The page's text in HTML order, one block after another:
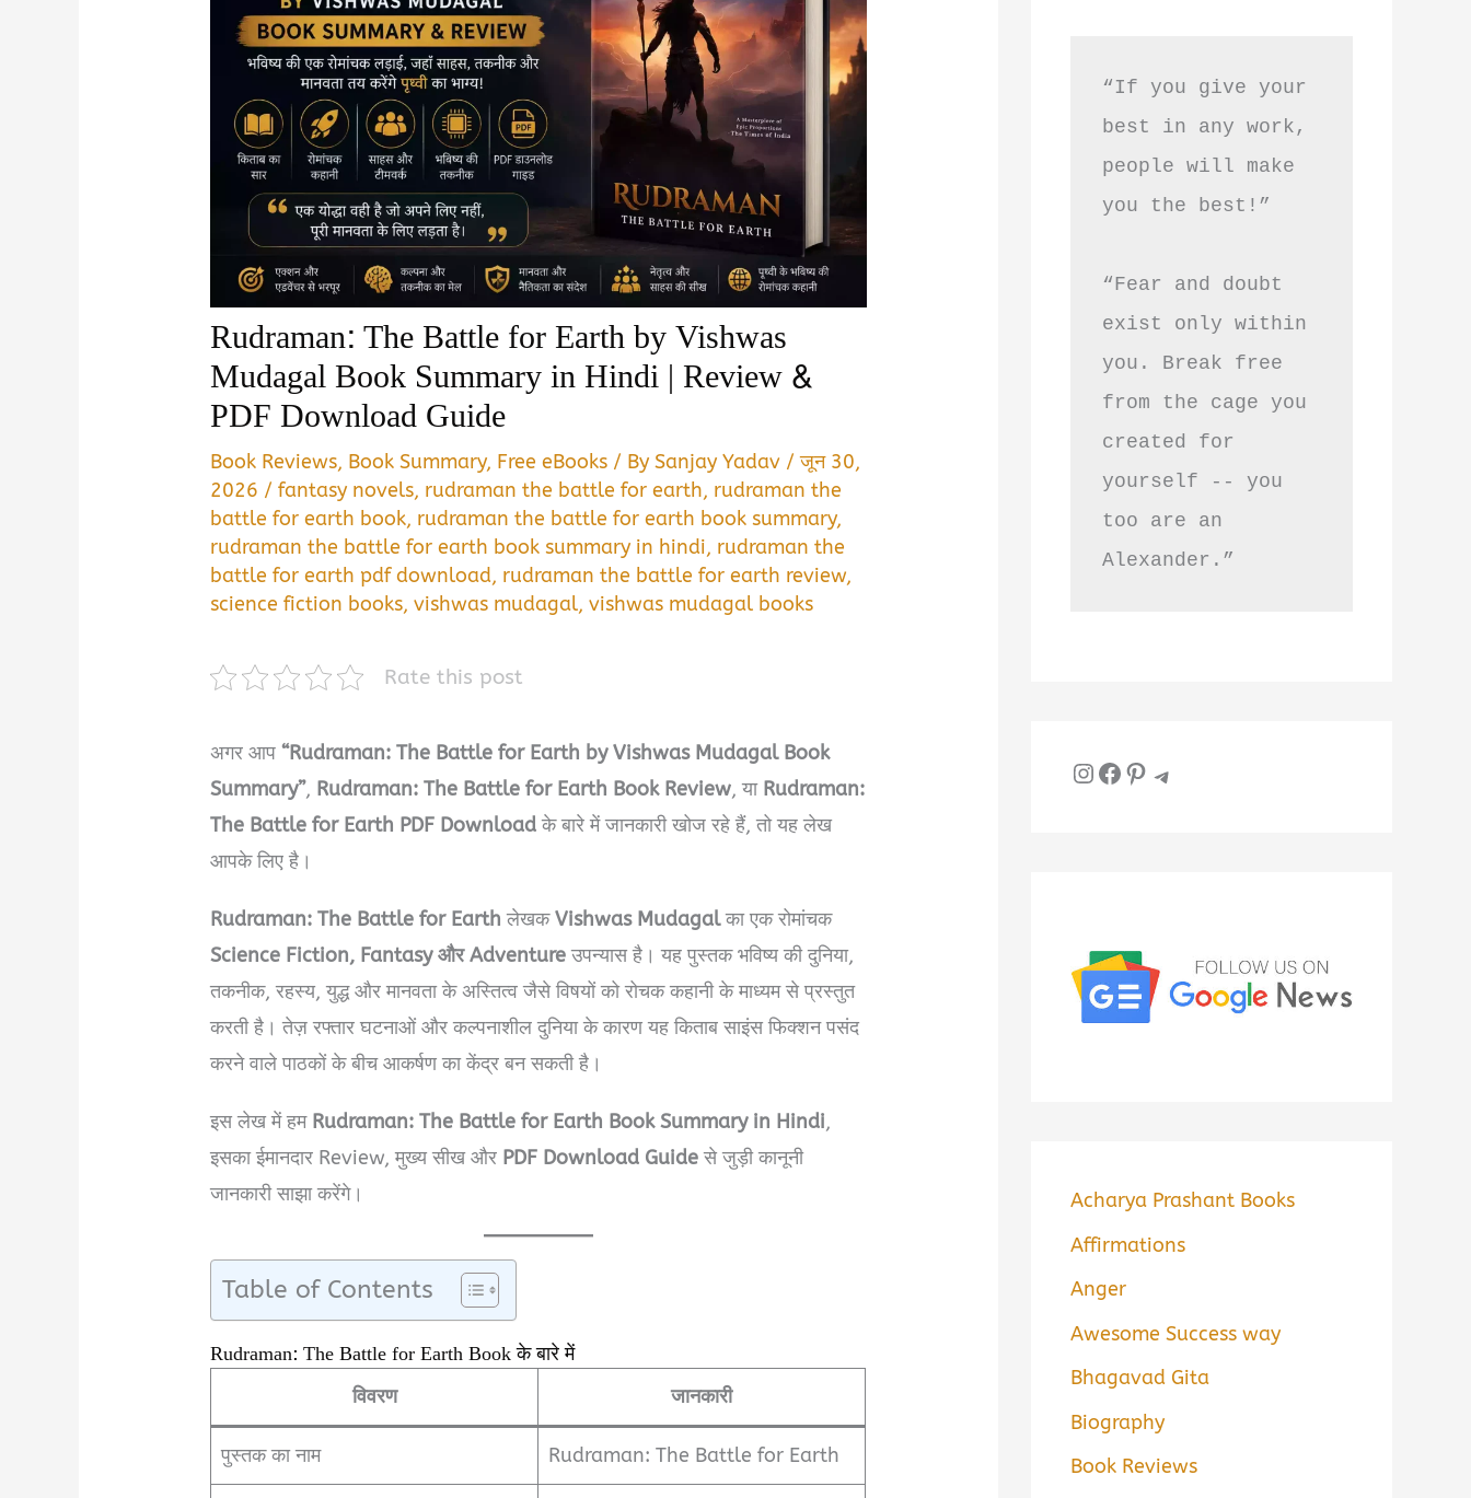
Rudraman: The Battle for Earth by Vishwas
Mudagal Book Summary in Hindi | Review &
PDF Download Guide
Book Reviews, Book Summary, Free eBooks / BySanjay Yadav /जून 30,
2026 /fantasy novels, rudraman the battle for earth, rudraman the
battle for earth book, rudraman the battle for earth book summary,
rudraman the battle for earth book summary in hindi, rudraman the
battle for earth pdf download, rudraman the battle for earth review,
science fiction books,vishwas mudagal,vishwas mudagal books
Rate this post
अगर आप“Rudraman: The Battle for Earth by Vishwas Mudagal Book
Summary”, Rudraman: The Battle for Earth Book Review, या Rudraman:
The Battle for Earth PDF Downloadके बारे में जानकारी खोज रहे हैं, तो यह लेख
आपके लिए है।
Rudraman: The Battle for Earth लेखकVishwas Mudagalका एक रोमांचक
Science Fiction, Fantasy और Adventureउपन्यास है। यह पुस्तक भविष्य की दुनिया,
तकनीक, रहस्य, युद्ध और मानवता के अस्तित्व जैसे विषयों को रोचक कहानी के माध्यम से प्रस्तुत
करती है। तेज़ रफ्तार घटनाओं और कल्पनाशील दुनिया के कारण यह किताब साइंस फिक्शन पसंद
करने वाले पाठकों के बीच आकर्षण का केंद्र बन सकती है।
इस लेख में हम Rudraman: The Battle for Earth Book Summary in Hindi,
इसका ईमानदार Review, मुख्य सीख और PDF Download Guideसे जुड़ी कानूनी
जानकारी साझा करेंगे।
Table of Contents
Rudraman: The Battle for Earth Book के बारे में
विवरण जानकारी
पुस्तक का नाम Rudraman: The Battle for Earth
“If you give your
best in any work,
people will make
you the best!”
“Fear and doubt
exist only within
you. Break free
from the cage you
created for
yourself -- you
too are an
Alexander.”
InstagramFacebook Pinterest Telegram
Acharya Prashant Books
Affirmations
Anger
Awesome Success way
Bhagavad Gita
Biography
Book Reviews